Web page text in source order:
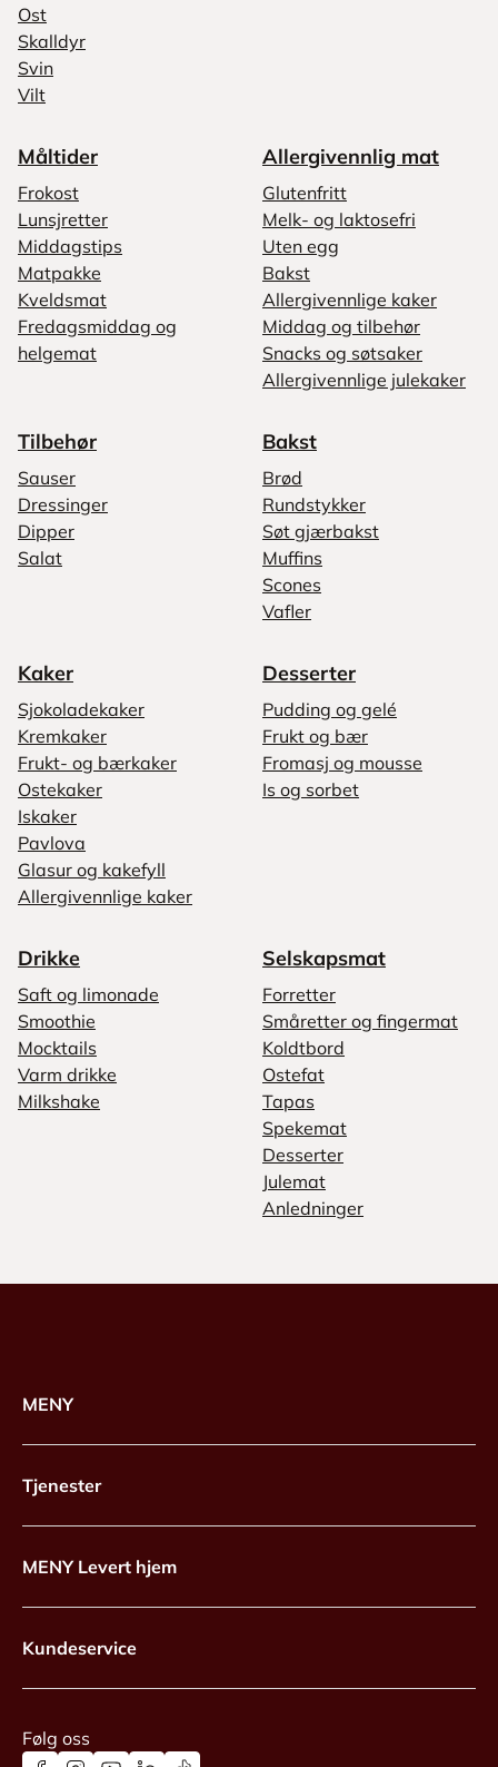
Ost
Skalldyr
Svin
Vilt
Måltider
Frokost
Lunsjretter
Middagstips
Matpakke
Kveldsmat
Fredagsmiddag og
helgemat
Allergivennlig mat
Glutenfritt
Melk- og laktosefri
Uten egg
Bakst
Allergivennlige kaker
Middag og tilbehør
Snacks og søtsaker
Allergivennlige julekaker
Tilbehør
Sauser
Dressinger
Dipper
Salat
Bakst
Brød
Rundstykker
Søt gjærbakst
Muffins
Scones
Vafler
Kaker
Sjokoladekaker
Kremkaker
Frukt- og bærkaker
Ostekaker
Iskaker
Pavlova
Glasur og kakefyll
Allergivennlige kaker
Desserter
Pudding og gelé
Frukt og bær
Fromasj og mousse
Is og sorbet
Drikke
Saft og limonade
Smoothie
Mocktails
Varm drikke
Milkshake
Selskapsmat
Forretter
Småretter og fingermat
Koldtbord
Ostefat
Tapas
Spekemat
Desserter
Julemat
Anledninger
MENY
Tjenester
MENY Levert hjem
Kundeservice
Følg oss